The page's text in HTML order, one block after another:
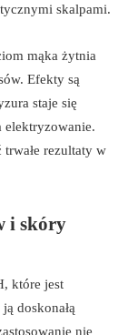
skalpami.
mąka żytnia
Efekty są
staje się
elektryzowanie.
rezultaty w
i skóry
które jest
doskonałą
nie